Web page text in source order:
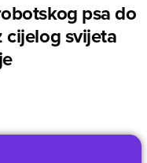
psa do
cijelog svijeta